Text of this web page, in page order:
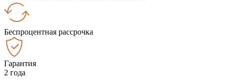
Беспроцентная рассрочка
Гарантия
2 года